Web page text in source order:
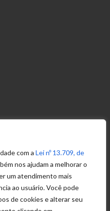
com a Lei nº 13.709, de
nos ajudam a melhorar o
um atendimento mais
ao usuário. Você pode
de cookies e alterar seu